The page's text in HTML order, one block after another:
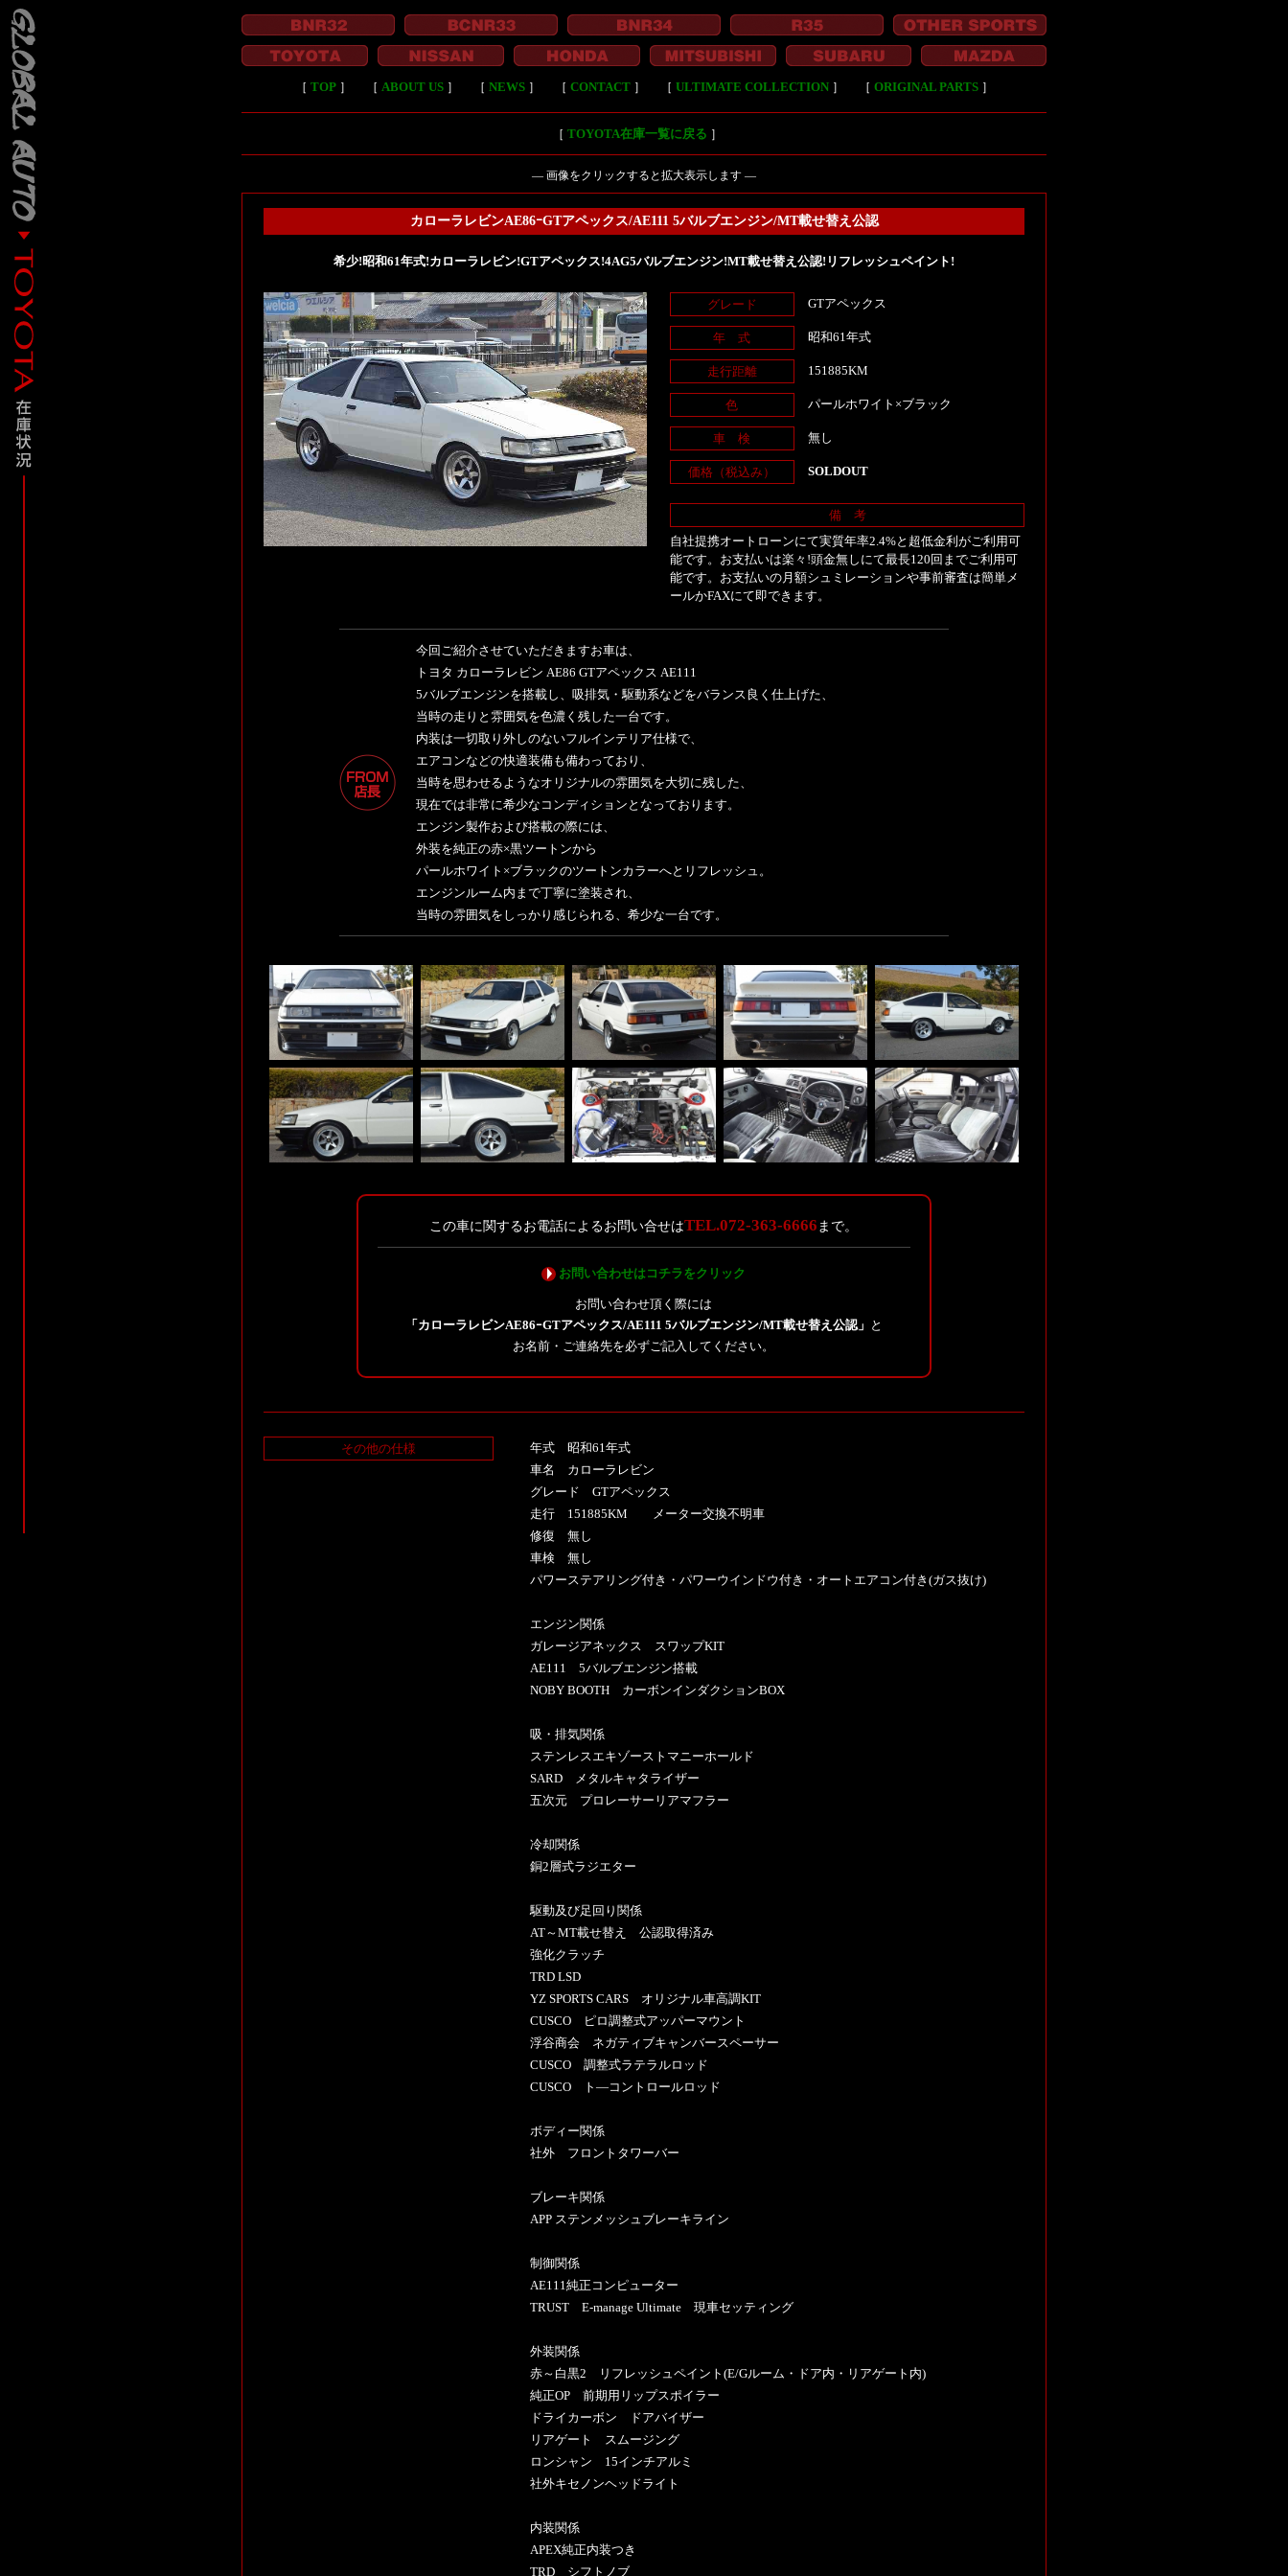
［ TOP］ ［ ABOUT US］ ［ NEWS］ ［ CONTACT］ ［ ULTIMATE COLLECTION］ ［ ORIGINAL PARTS］
［ TOYOTA在庫一覧に戻る ］
― 画像をクリックすると拡大表示します ―
カローラレビンAE86ｰGTアペックス/AE111 5バルブエンジン/MT載せ替え公認
希少!昭和61年式!カローラレビン!GTアペックス!4AG5バルブエンジン!MT載せ替え公認!リフレッシュペイント!
グレード GTアペックス
年 式 昭和61年式
走行距離 151885KM
色 パールホワイト×ブラック
車 検 無し
価格（税込み） SOLDOUT
備 考
自社提携オートローンにて実質年率2.4%と超低金利がご利用可
能です。お支払いは楽々!頭金無しにて最長120回までご利用可
能です。お支払いの月額シュミレーションや事前審査は簡単メ
ールかFAXにて即できます。
今回ご紹介させていただきますお車は、
トヨタ カローラレビン AE86 GTアペックス AE111
5バルブエンジンを搭載し、吸排気・駆動系などをバランス良く仕上げた、
当時の走りと雰囲気を色濃く残した一台です。
内装は一切取り外しのないフルインテリア仕様で、
エアコンなどの快適装備も備わっており、
当時を思わせるようなオリジナルの雰囲気を大切に残した、
現在では非常に希少なコンディションとなっております。
エンジン製作および搭載の際には、
外装を純正の赤×黒ツートンから
パールホワイト×ブラックのツートンカラーへとリフレッシュ。
エンジンルーム内まで丁寧に塗装され、
当時の雰囲気をしっかり感じられる、希少な一台です。
この車に関するお電話によるお問い合せはTEL.072-363-6666 まで。
お問い合わせはコチラをクリック
お問い合わせ頂く際には
「カローラレビンAE86ｰGTアペックス/AE111 5バルブエンジン/MT載せ替え公認」 と
お名前・ご連絡先を必ずご記入してください。
その他の仕様
年式 昭和61年式
車名 カローラレビン
グレード GTアペックス
走行 151885KM メーター交換不明車
修復 無し
車検 無し
パワーステアリング付き・パワーウインドウ付き・オートエアコン付き(ガス抜け)
エンジン関係
ガレージアネックス スワップKIT
AE111 5バルブエンジン搭載
NOBY BOOTH カーボンインダクションBOX
吸・排気関係
ステンレスエキゾーストマニーホールド
SARD メタルキャタライザー
五次元 プロレーサーリアマフラー
冷却関係
銅2層式ラジエター
駆動及び足回り関係
AT～MT載せ替え 公認取得済み
強化クラッチ
TRD LSD
YZ SPORTS CARS オリジナル車高調KIT
CUSCO ピロ調整式アッパーマウント
浮谷商会 ネガティブキャンバースペーサー
CUSCO 調整式ラテラルロッド
CUSCO ト―コントロールロッド
ボディー関係
社外 フロントタワーバー
ブレーキ関係
APP ステンメッシュブレーキライン
制御関係
AE111純正コンピューター
TRUST E-manage Ultimate 現車セッティング
外装関係
赤～白黒2 リフレッシュペイント(E/Gルーム・ドア内・リアゲート内)
純正OP 前期用リップスポイラー
ドライカーボン ドアバイザー
リアゲート スムージング
ロンシャン 15インチアルミ
社外キセノンヘッドライト
内装関係
APEX純正内装つき
TRD シフトノブ